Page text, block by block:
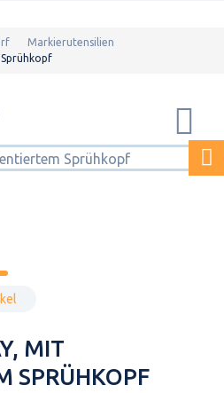
Markierutensilien
MIT
SPRÜHKOPF